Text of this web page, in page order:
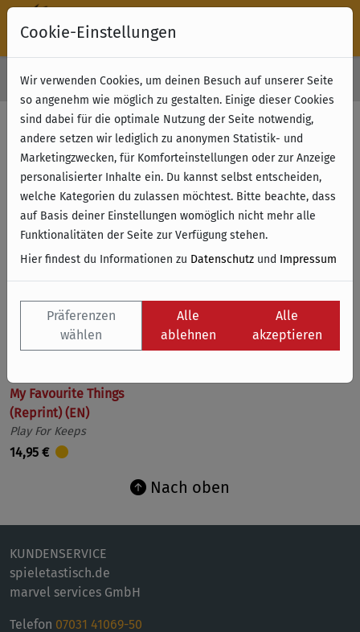
Kostenloser Versand & Retoure ab 49 € (innerhalb Deutschlands)
Filter anzeigen
Name
My Favourite Things
(Reprint) (EN)
Play For Keeps
14,95 €
Nach oben
KUNDENSERVICE
spieletastisch.de
marvel services GmbH
Telefon 07031 41069-50
Cookie-Einstellungen
Wir verwenden Cookies, um deinen Besuch auf unserer Seite
so angenehm wie möglich zu gestalten. Einige dieser Cookies
sind dabei für die optimale Nutzung der Seite notwendig,
andere setzen wir lediglich zu anonymen Statistik- und
Marketingzwecken, für Komforteinstellungen oder zur Anzeige
personalisierter Inhalte ein. Du kannst selbst entscheiden,
welche Kategorien du zulassen möchtest. Bitte beachte, dass
auf Basis deiner Einstellungen womöglich nicht mehr alle
Funktionalitäten der Seite zur Verfügung stehen.
Hier findest du Informationen zu Datenschutz und Impressum
Präferenzen
wählen
Alle
ablehnen
Alle
akzeptieren